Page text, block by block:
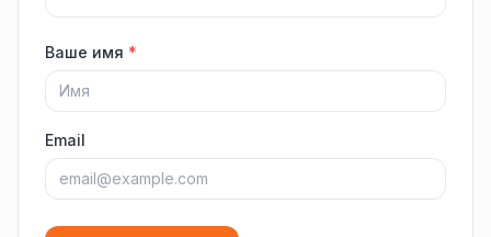
Ваше имя *
Email